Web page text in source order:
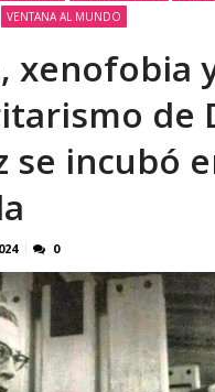
VENTANA AL MUNDO
xenofobia
de
se incubó
0